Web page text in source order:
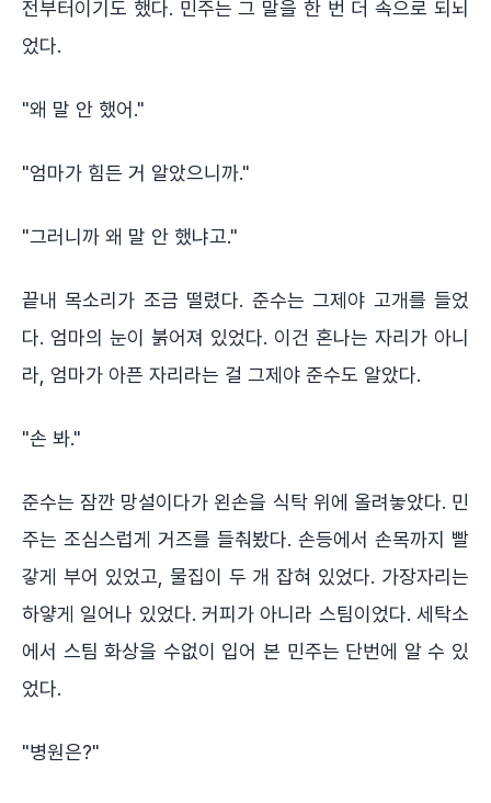
전부터이기도 했다. 민주는 그 말을 한 번 더 속으로 되뇌
었다.
"왜 말 안 했어."
"엄마가 힘든 거 알았으니까."
"그러니까 왜 말 안 했냐고."
끝내 목소리가 조금 떨렸다. 준수는 그제야 고개를 들었
다. 엄마의 눈이 붉어져 있었다. 이건 혼나는 자리가 아니
라, 엄마가 아픈 자리라는 걸 그제야 준수도 알았다.
"손 봐."
준수는 잠깐 망설이다가 왼손을 식탁 위에 올려놓았다. 민
주는 조심스럽게 거즈를 들춰봤다. 손등에서 손목까지 빨
갛게 부어 있었고, 물집이 두 개 잡혀 있었다. 가장자리는
하얗게 일어나 있었다. 커피가 아니라 스팀이었다. 세탁소
에서 스팀 화상을 수없이 입어 본 민주는 단번에 알 수 있
었다.
"병원은?"